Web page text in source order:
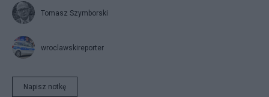
Tomasz Szymborski
wroclawskireporter
Napisz notkę